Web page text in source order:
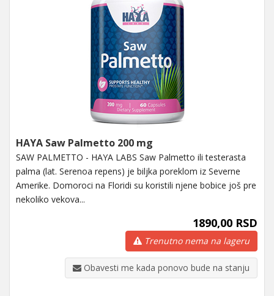
HAYA Saw Palmetto 200 mg
SAW PALMETTO - HAYA LABS Saw Palmetto ili testerasta
palma (lat. Serenoa repens) je biljka poreklom iz Severne
Amerike. Domoroci na Floridi su koristili njene bobice još pre
nekoliko vekova...
1890,00 RSD
Trenutno nema na lageru
Obavesti me kada ponovo bude na stanju